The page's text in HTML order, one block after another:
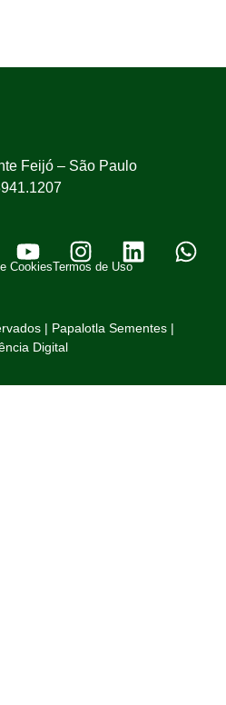
Feijó – São Paulo
CookiesTermos de Uso
| Papalotla Sementes |
Digital